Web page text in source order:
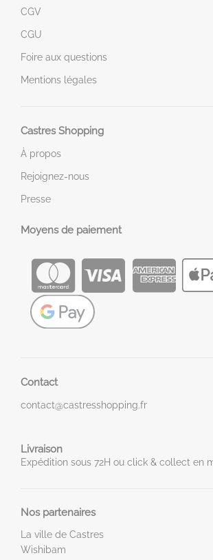
CGV
CGU
Foire aux questions
Mentions légales
Castres Shopping
À propos
Rejoignez-nous
Presse
Moyens de paiement
Contact
contact@castresshopping.fr
Livraison
Expédition sous 72H ou click & collect en
Nos partenaires
La ville de Castres
Wishibam